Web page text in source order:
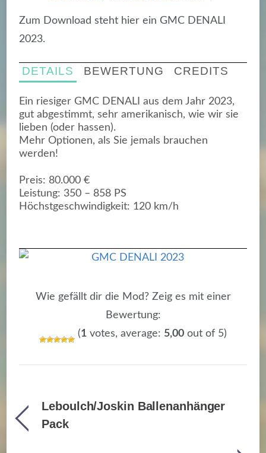
Zum Download steht hier ein GMC DENALI
2023.
DETAILS BEWERTUNG CREDITS
Ein riesiger GMC DENALI aus dem Jahr 2023,
gut abgestimmt, sehr amerikanisch, wie wir sie
lieben (oder hassen).
Mehr Optionen, als Sie jemals brauchen
werden!
Preis: 80.000 €
Leistung: 350 – 858 PS
Höchstgeschwindigkeit: 120 km/h
Wie gefällt dir die Mod? Zeig es mit einer
Bewertung:
(1 votes, average: 5,00 out of 5)
Leboulch/Joskin Ballenanhänger
Pack